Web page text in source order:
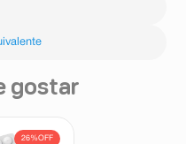
gostar
26%OFF